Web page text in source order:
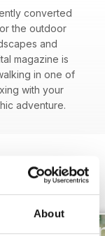
About
converted
the outdoor
and
magazine is
in one of
with your
adventure.
Visualizza tutti